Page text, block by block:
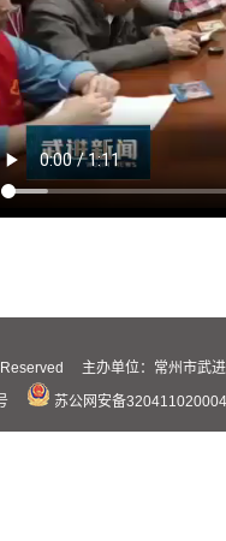
Reserved 主办单位：常州市
苏公网安备